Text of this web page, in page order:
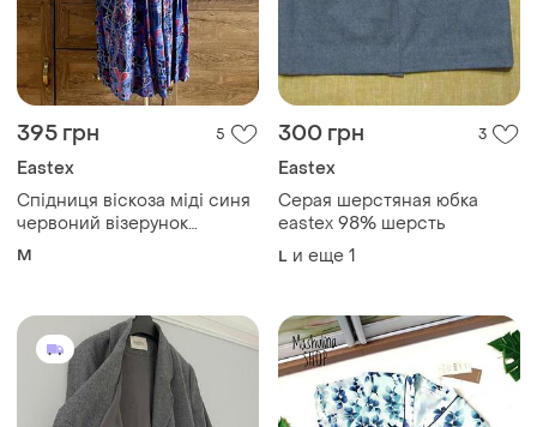
395 грн 5
Eastex
Спідниця віскоза міді синя
червоний візерунок
абстракція склади 38,m
M
300 грн 3
Eastex
Серая шерстяная юбка
eastex 98% шерсть
L и еще 1